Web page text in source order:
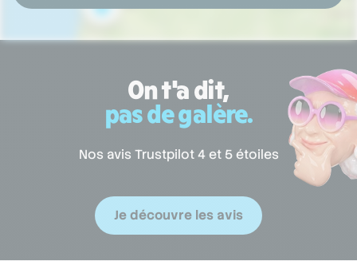
On t'a dit,
pas de galère.
Nos avis Trustpilot 4 et 5 étoiles
Je découvre les avis